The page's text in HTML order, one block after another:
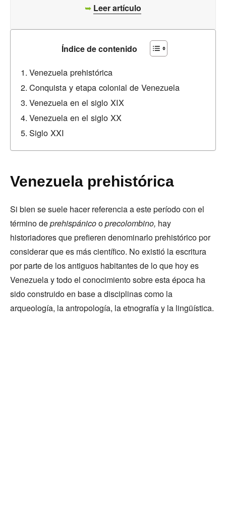
➥ Leer artículo
Índice de contenido
Venezuela prehistórica
Conquista y etapa colonial de Venezuela
Venezuela en el siglo XIX
Venezuela en el siglo XX
Siglo XXI
Venezuela prehistórica
Si bien se suele hacer referencia a este período con el
término deprehispánicooprecolombino, hay
historiadores que prefieren denominarlo prehistórico por
considerar que es más científico. No existió la escritura
por parte de los antiguos habitantes de lo que hoy es
Venezuela y todo el conocimiento sobre esta época ha
sido construido en base a disciplinas como la
arqueología, la antropología, la etnografía y la lingüística.